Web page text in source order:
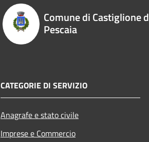
Comune di Castiglione
Pescaia
CATEGORIE DI SERVIZIO
Anagrafe e stato civile
Imprese e Commercio